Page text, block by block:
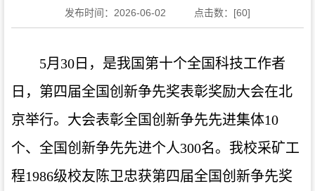
发布时间：2026-06-02 点击数：[60]
5月30日，是我国第十个全国科技工作者
日，第四届全国创新争先奖表彰奖励大会在北
京举行。大会表彰全国创新争先先进集体10
个、全国创新争先先进个人300名。我校采矿工
程1986级校友陈卫忠获第四届全国创新争先奖